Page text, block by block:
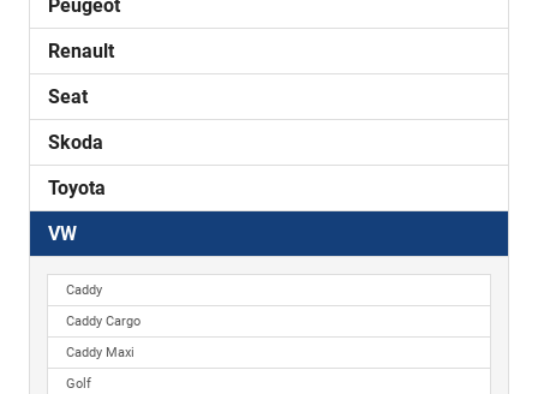
Peugeot
Renault
Seat
Skoda
Toyota
VW
Caddy
Caddy Cargo
Caddy Maxi
Golf